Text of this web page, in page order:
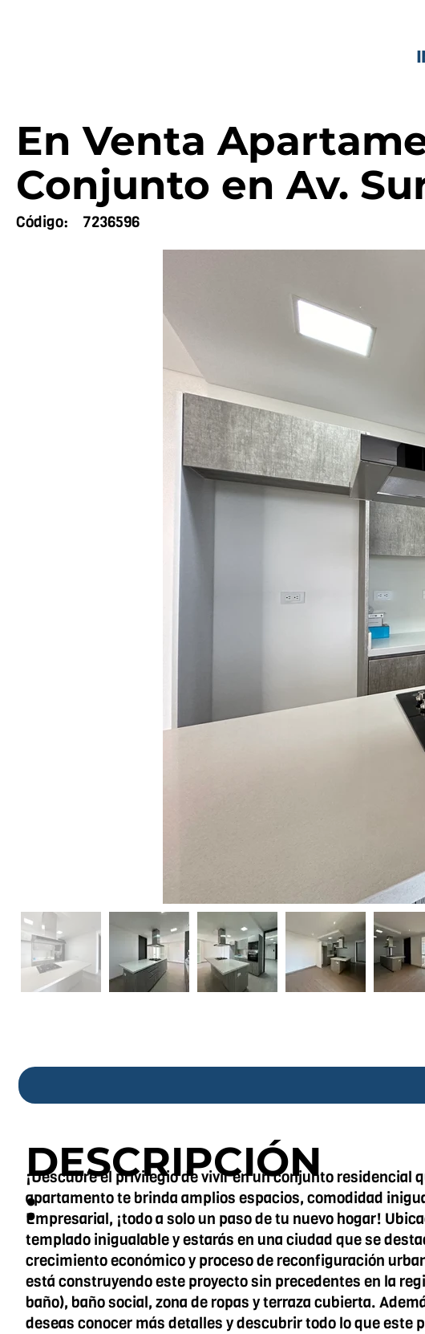
DESCRIPCIÓN
:
¡Descubre el privilegio de vivir en un conjunto
apartamento te brinda amplios espacios, comodidad
Empresarial, ¡todo a solo un paso de tu nuevo hogar!
templado inigualable y estarás en una ciudad que se
crecimiento económico y proceso de reconfiguración
está construyendo este proyecto sin precedentes en la
baño), baño social, zona de ropas y terraza cubierta.
deseas conocer más detalles y descubrir todo lo que este
En Venta
Conjunto en Av.
Código: 7236596